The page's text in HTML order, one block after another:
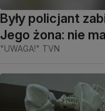
Były policjant
Jego żona: nie
"UWAGA!" TVN